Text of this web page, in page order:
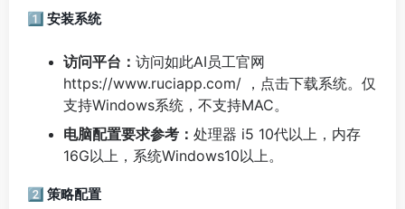
1️⃣ 安装系统
访问平台： 访问如此AI员工官网
https://www.ruciapp.com/ ，点击下载系统。仅
支持Windows系统，不支持MAC。
电脑配置要求参考： 处理器 i5 10代以上，内存
16G以上，系统Windows10以上。
2️⃣ 策略配置